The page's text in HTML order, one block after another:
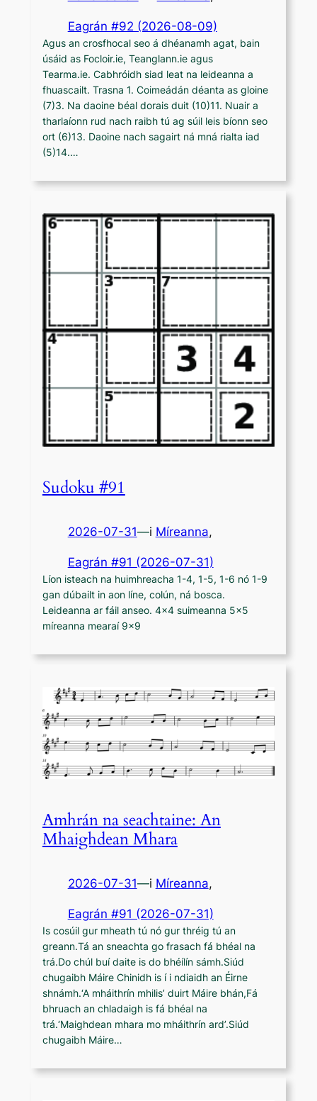
Eagrán #92 (2026-08-09)
Agus an crosfhocal seo á dhéanamh agat, bain
úsáid as Focloir.ie, Teanglann.ie agus
Tearma.ie. Cabhróidh siad leat na leideanna a
fhuascailt. Trasna 1. Coimeádán déanta as gloine
(7)3. Na daoine béal dorais duit (10)11. Nuair a
tharlaíonn rud nach raibh tú ag súil leis bíonn seo
ort (6)13. Daoine nach sagairt ná mná rialta iad
(5)14.…
Sudoku #91
2026-07-31—i Míreanna,
Eagrán #91 (2026-07-31)
Líon isteach na huimhreacha 1-4, 1-5, 1-6 nó 1-9
gan dúbailt in aon líne, colún, ná bosca.
Leideanna ar fáil anseo. 4×4 suimeanna 5×5
míreanna mearaí 9×9
Amhrán na seachtaine: An
Mhaighdean Mhara
2026-07-31—i Míreanna,
Eagrán #91 (2026-07-31)
Is cosúil gur mheath tú nó gur thréig tú an
greann.Tá an sneachta go frasach fá bhéal na
trá.Do chúl buí daite is do bhéílín sámh.Siúd
chugaibh Máire Chinidh is í i ndiaidh an Éirne
shnámh.‘A mháithrín mhilis’ duirt Máire bhán,Fá
bhruach an chladaigh is fá bhéal na
trá.‘Maighdean mhara mo mháithrín ard’.Siúd
chugaibh Máire…